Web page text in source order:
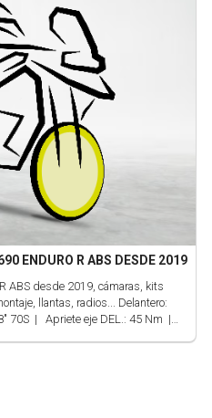
ENDURO R ABS DESDE 2019
ABS desde 2019, cámaras, kits
radios... Delantero:
45 Nm |